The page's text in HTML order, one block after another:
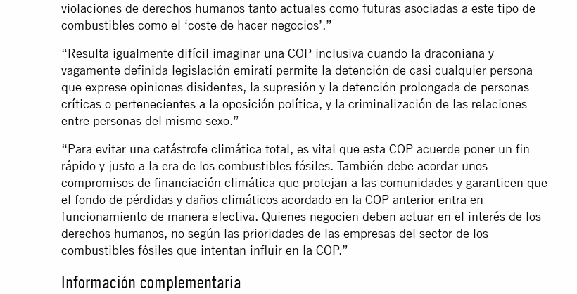
violaciones de derechos humanos tanto actuales como futuras asociadas a este tipo de
combustibles como el ‘coste de hacer negocios’.”
“Resulta igualmente difícil imaginar una COP inclusiva cuando la draconiana y
vagamente definida legislación emiratí permite la detención de casi cualquier persona
que exprese opiniones disidentes, la supresión y la detención prolongada de personas
críticas o pertenecientes a la oposición política, y la criminalización de las relaciones
entre personas del mismo sexo.”
“Para evitar una catástrofe climática total, es vital que esta COP acuerde poner un fin
rápido y justo a la era de los combustibles fósiles. También debe acordar unos
compromisos de financiación climática que protejan a las comunidades y garanticen que
el fondo de pérdidas y daños climáticos acordado en la COP anterior entra en
funcionamiento de manera efectiva. Quienes negocien deben actuar en el interés de los
derechos humanos, no según las prioridades de las empresas del sector de los
combustibles fósiles que intentan influir en la COP.”
Información complementaria